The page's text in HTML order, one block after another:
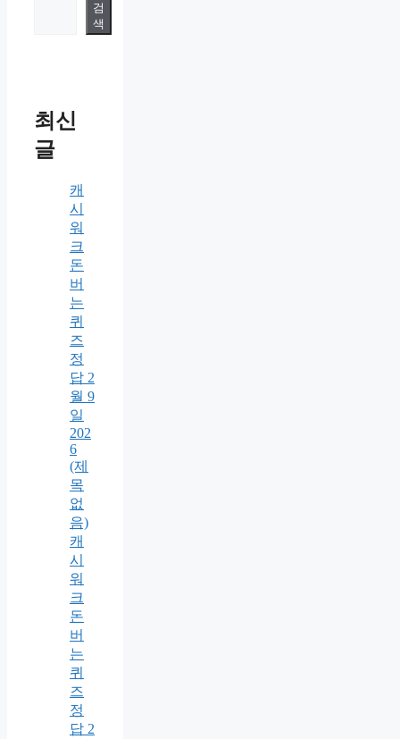
검
색
최신
글
캐
시
워
크
돈
버
는
퀴
즈
정
답 2
월 9
일
202
6
(제
목
없
음)
캐
시
워
크
돈
버
는
퀴
즈
정
답 2